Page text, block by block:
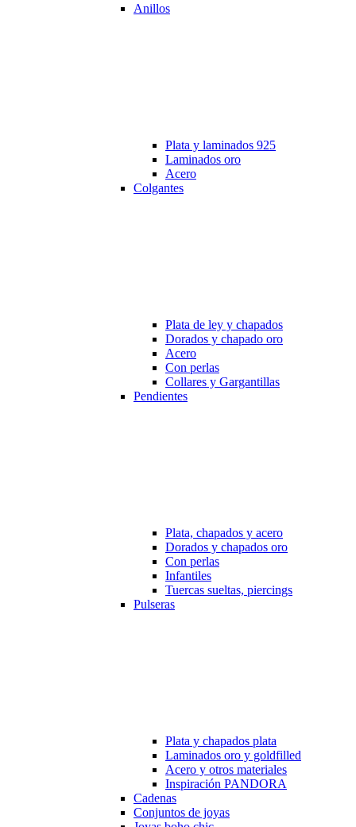
Anillos
Plata y laminados 925
Laminados oro
Acero
Colgantes
Plata de ley y chapados
Dorados y chapado oro
Acero
Con perlas
Collares y Gargantillas
Pendientes
Plata, chapados y acero
Dorados y chapados oro
Con perlas
Infantiles
Tuercas sueltas, piercings
Pulseras
Plata y chapados plata
Laminados oro y goldfilled
Acero y otros materiales
Inspiración PANDORA
Cadenas
Conjuntos de joyas